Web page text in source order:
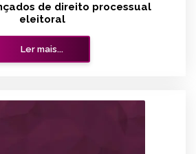
de direito processual
eleitoral
Ler mais...